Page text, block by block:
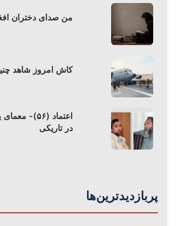
من صدای دختران
کاش امروز شاهد
اعتماد (۵۶)-
در تاریکی
پربازدیدترین‌ها